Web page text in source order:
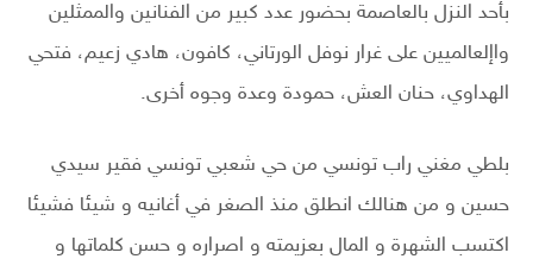
بأحد النزل بالعاصمة بحضور عدد كبير من الفنانين والممثلين
واإلعالميين على غرار نوفل الورتاني، كافون، هادي زعيم، فتحي
الهداوي، حنان العش، حمودة وعدة وجوه أخرى.
بلطي مغني راب تونسي من حي شعبي تونسي فقير سيدي
حسين و من هنالك انطلق منذ الصغر في أغانيه و شيئا فشيئا
اكتسب الشهرة و المال بعزيمته و اصراره و حسن كلماتها و